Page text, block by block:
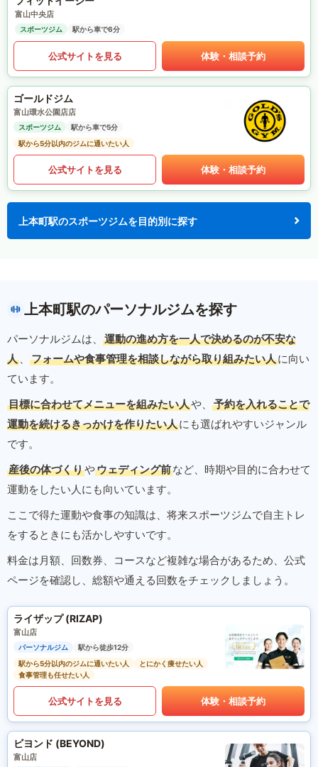
富山中央店
スポーツジム 駅から車で6分
公式サイトを見る 体験・相談予約
ゴールドジム
富山環水公園店店
スポーツジム
駅から車で5分
駅から5分以内のジムに通いたい人
公式サイトを見る 体験・相談予約
上本町駅のスポーツジムを目的別に探す
上本町駅のパーソナルジムを探す
パーソナルジムは、
運動の進め方を一人で決めるのが不安な
人 、 フォームや食事管理を相談しながら取り組みたい人に向い
ています。
目標に合わせてメニューを組みたい人や、
予約を入れることで
運動を続けるきっかけを作りたい人にも選ばれやすいジャンル
です。
産後の体づくりやウェディング前など、時期や目的に合わせて
運動をしたい人にも向いています。
ここで得た運動や食事の知識は、将来スポーツジムで自主トレ
をするときにも活かしやすいです。
料金は月額、回数券、コースなど複雑な場合があるため、公式
ページを確認し、総額や通える回数をチェックしましょう。
ライザップ (RIZAP)
富山店
パーソナルジム
駅から徒歩12分
駅から5分以内のジムに通いたい人
とにかく痩せたい人
食事管理も任せたい人
公式サイトを見る 体験・相談予約
ビヨンド (BEYOND)
富山店